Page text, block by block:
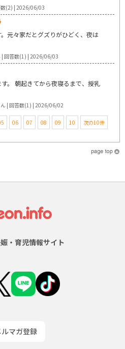
数(2) | 2026/06/03
元々家だとグズりがひどく、夜は
| 回答数(1) | 2026/06/03
。 朝起きてから夜寝るまで、授乳
| 回答数(1) | 2026/06/02
06 07 08 09 10 次の10件
・育児情報サイト
ルマガ登録